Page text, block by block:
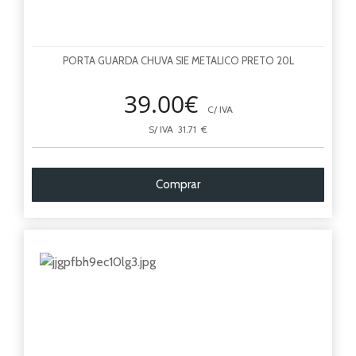
PORTA GUARDA CHUVA SIE METALICO PRETO 20L
39.00€
C/ IVA
S/ IVA 31.71 €
Comprar